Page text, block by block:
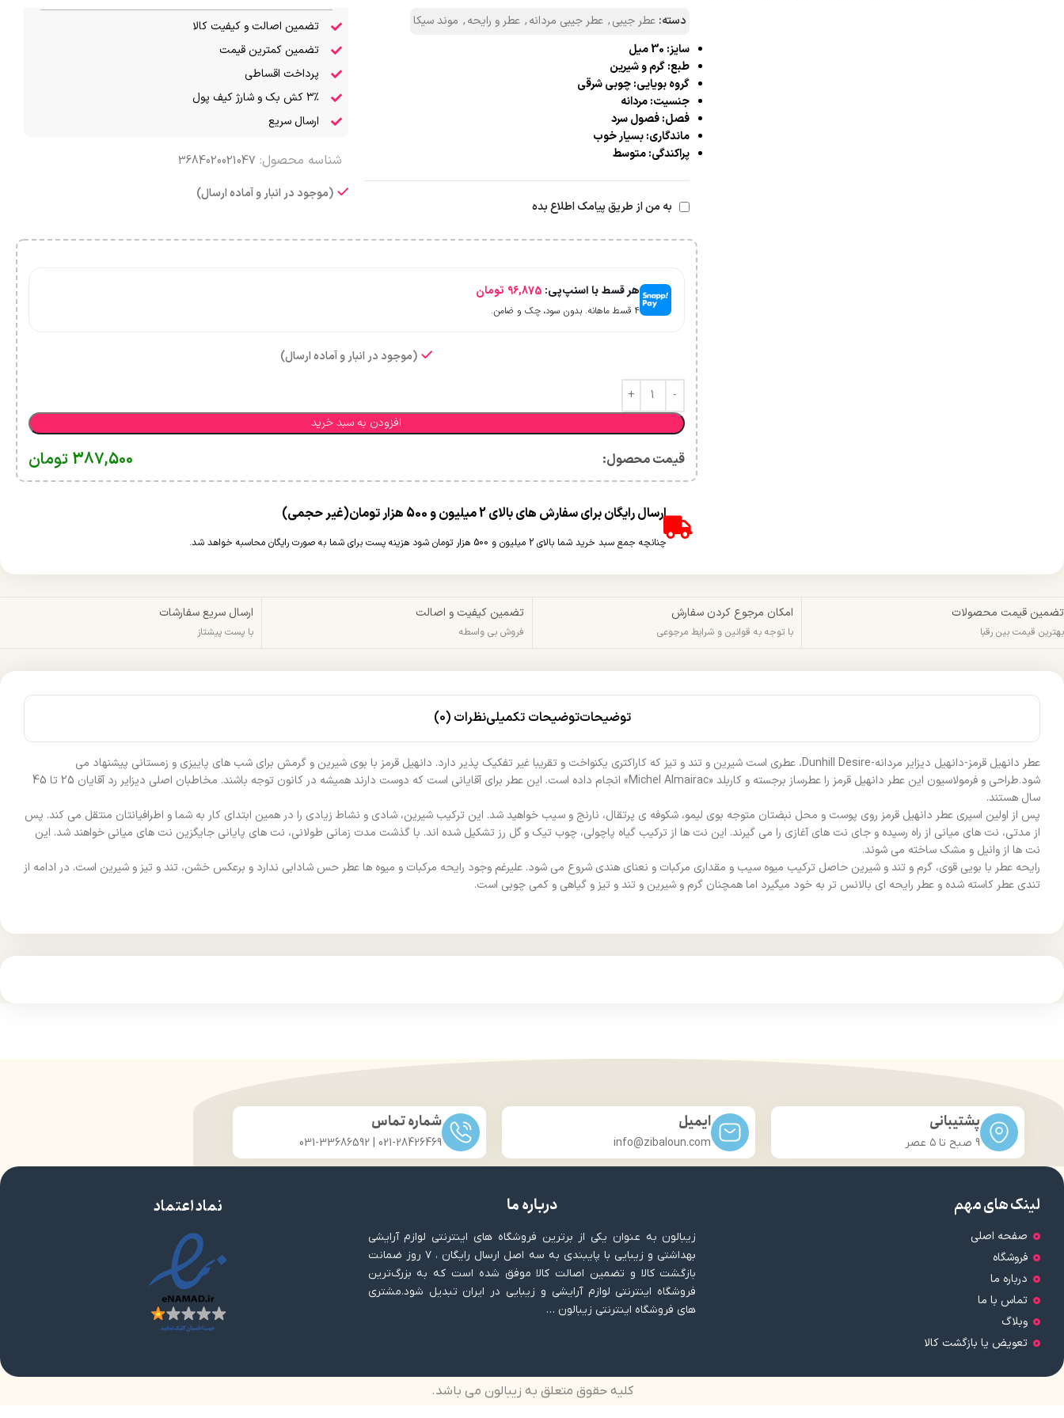
دسته: عطر جیبی, عطر جیبی مردانه, عطر و رایحه, موند سیکا
سایز: 30 میل
طبع: گرم و شیرین
گروه بویایی: چوبی شرقی
جنسیت: مردانه
فصل: فصول سرد
ماندگاری: بسیار خوب
پراکندگی: متوسط
به من از طریق پیامک اطلاع بده
تضمین اصالت و کیفیت کالا
تضمین کمترین قیمت
پرداخت اقساطی
۳٪ کش بک و شارژ کیف پول
ارسال سریع
شناسه محصول: 3684020021047
(موجود در انبار و آماده ارسال)
هر قسط با اسنپ‌پی:96,875 تومان
۴ قسط ماهانه. بدون سود، چک و ضامن.
(موجود در انبار و آماده ارسال)
افزودن به سبد خرید
قیمت محصول:​ 387,500 تومان
ارسال رایگان برای سفارش های بالای 2 میلیون و 500 هزار تومان(غیر حجمی)
چنانچه جمع سبد خرید شما بالای 2 میلیون و 500 هزار تومان شود هزینه پست برای شما به صورت رایگان محاسبه خواهد شد.
تضمین قیمت محصولات
بهترین قیمت بین رقبا
امکان مرجوع کردن سفارش
با توجه به قوانین و شرایط مرجوعی
تضمین کیفیت و اصالت
فروش بی واسطه
ارسال سریع سفارشات
با پست پیشتاز
توضیحاتتوضیحات تکمیلینظرات (0)
عطر دانهیل قرمز-دانهیل دیزایر مردانه-Dunhill Desire، عطری است شیرین و تند و تیز که کاراکتری یکنواخت و تقریبا غیر تفکیک پذیر دارد. دانهیل قرمز با بوی شیرین و گرمش برای شب‌ های پاییزی و زمستانی پیشنهاد می‌
شود.طراحی و فرمولاسیون این عطر دانهیل قرمز را عطرساز برجسته و کاربلد «Michel Almairac» انجام داده است. این عطر برای آقایانی است که دوست دارند همیشه در کانون توجه باشند. مخاطبان اصلی دیزایر رد آقایان 25 تا 45
سال هستند.
پس از اولین اسپری عطر دانهیل قرمز روی پوست و محل نبضتان متوجه بوی لیمو، شکوفه‌ ی پرتقال، نارنج و سیب خواهید شد. این ترکیب شیرین، شادی و نشاط زیادی را در همین ابتدای کار به شما و اطرافیانتان منتقل می‌ کند. پس
از مدتی، نت‌ های میانی از راه رسیده و جای نت‌ های آغازی را می‌ گیرند. این نت‌ ها از ترکیب گیاه پاچولی، چوب تیک و گل رز تشکیل ‌شده‌ اند. با گذشت مدت‌ زمانی طولانی، نت‌ های پایانی جایگزین نت‌ های میانی خواهند شد. این
نت‌ ها از وانیل و مشک ساخته می شوند.
رایحه عطر با بویی قوی، گرم و تند و شیرین حاصل ترکیب میوه سیب و مقداری مرکبات و نعنای هندی شروع می شود. علیرغم وجود رایحه مرکبات و میوه ها عطر حس شادابی ندارد و برعکس خشن، تند و تیز و شیرین است. در ادامه از
تندی عطر کاسته شده و عطر رایحه ای بالانس تر به خود میگیرد اما همچنان گرم و شیرین و تند و تیز و گیاهی و کمی چوبی است.
پشتیبانی
9 صبح تا ۵ عصر
ایمیل
info@zibaloun.com
شماره تماس
021-28426469 | 031-33686592
لینک های مهم
صفحه اصلی
فروشگاه
درباره ما
تماس با ما
وبلاگ
تعویض یا بازگشت کالا
درباره ما
زیبالون به عنوان یکی از برترین فروشگاه های اینترنتی لوازم آرایشی
بهداشتی و زیبایی با پایبندی به سه اصل ارسال رایگان ، ۷ روز ضمانت
بازگشت کالا و تضمین اصالت کالا موفق شده است که به بزرگ‌ترین
فروشگاه اینترنتی لوازم آرایشی و زیبایی در ایران تبدیل شود.مشتری
های فروشگاه اینترنتی زیبالون …
نماد اعتماد
کلیه حقوق متعلق به زیبالون می باشد.